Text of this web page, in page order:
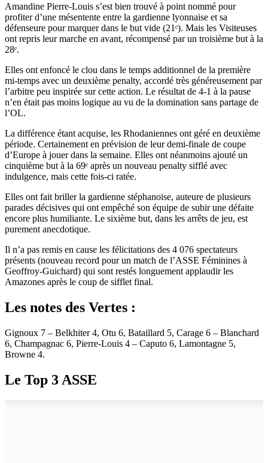
Amandine Pierre-Louis s’est bien trouvé à point nommé pour
profiter d’une mésentente entre la gardienne lyonnaise et sa
défenseure pour marquer dans le but vide (21ᵉ). Mais les Visiteuses
ont repris leur marche en avant, récompensé par un troisième but à la
28ᵉ.
Elles ont enfoncé le clou dans le temps additionnel de la première
mi-temps avec un deuxième penalty, accordé très généreusement par
l’arbitre peu inspirée sur cette action. Le résultat de 4-1 à la pause
n’en était pas moins logique au vu de la domination sans partage de
l’OL.
La différence étant acquise, les Rhodaniennes ont géré en deuxième
période. Certainement en prévision de leur demi-finale de coupe
d’Europe à jouer dans la semaine. Elles ont néanmoins ajouté un
cinquième but à la 69ᵉ après un nouveau penalty sifflé avec
indulgence, mais cette fois-ci ratée.
Elles ont fait briller la gardienne stéphanoise, auteure de plusieurs
parades décisives qui ont empêché son équipe de subir une défaite
encore plus humiliante. Le sixième but, dans les arrêts de jeu, est
purement anecdotique.
Il n’a pas remis en cause les félicitations des 4 076 spectateurs
présents (nouveau record pour un match de l’ASSE Féminines à
Geoffroy-Guichard) qui sont restés longuement applaudir les
Amazones après le coup de sifflet final.
Les notes des Vertes :
Gignoux 7 – Belkhiter 4, Otu 6, Bataillard 5, Carage 6 – Blanchard
6, Champagnac 6, Pierre-Louis 4 – Caputo 6, Lamontagne 5,
Browne 4.
Le Top 3 ASSE